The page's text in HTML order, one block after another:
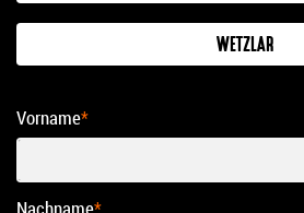
WETZLAR
Vorname*